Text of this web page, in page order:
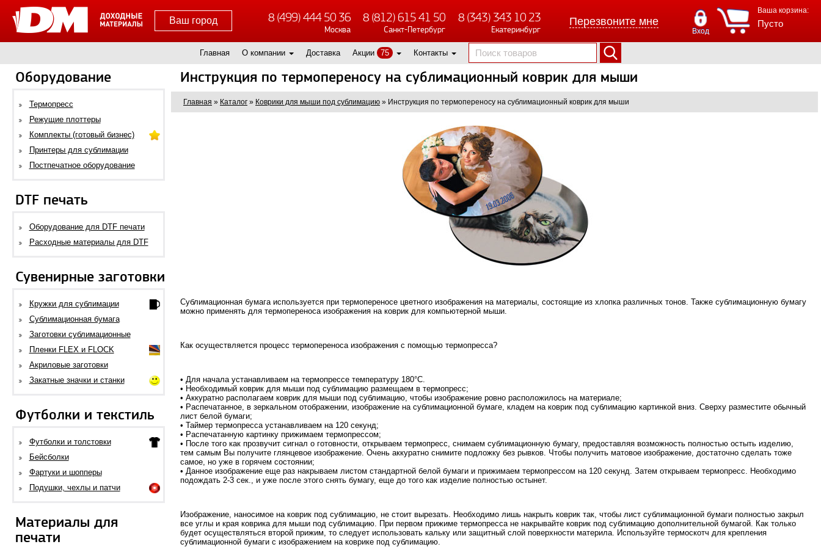
Ваш город 8 (499) 444 50 36
Москва
8 (812) 615 41 50
Санкт-Петербург
8 (343) 343 10 23
Екатеринбург
Перезвоните мне
Ваша корзина:
Пусто
Вход
Главная О компании Доставка Акции 75 Контакты
Оборудование
Термопресс
Режущие плоттеры
Комплекты (готовый бизнес)
Принтеры для сублимации
Постпечатное оборудование
DTF печать
Оборудование для DTF печати
Расходные материалы для DTF
Сувенирные заготовки
Кружки для сублимации
Сублимационная бумага
Заготовки сублимационные
Пленки FLEX и FLOCK
Акриловые заготовки
Закатные значки и станки
Футболки и текстиль
Футболки и толстовки
Бейсболки
Фартуки и шопперы
Подушки, чехлы и патчи
Материалы для
печати
Инструкция по термопереносу на сублимационный коврик для мыши
Главная » Каталог » Коврики для мыши под сублимацию » Инструкция по термопереносу на сублимационный коврик для мыши
Сублимационная бумага используется при термопереносе цветного изображения на материалы, состоящие из хлопка различных тонов. Также сублимационную бумагу
можно применять для термопереноса изображения на коврик для компьютерной мыши.
Как осуществляется процесс термопереноса изображения с помощью термопресса?
• Для начала устанавливаем на термопрессе температуру 180°С.
• Необходимый коврик для мыши под сублимацию размещаем в термопресс;
• Аккуратно располагаем коврик для мыши под сублимацию, чтобы изображение ровно расположилось на материале;
• Распечатанное, в зеркальном отображении, изображение на сублимационной бумаге, кладем на коврик под сублимацию картинкой вниз. Сверху разместите обычный
лист белой бумаги;
• Таймер термопресса устанавливаем на 120 секунд;
• Распечатанную картинку прижимаем термопрессом;
• После того как прозвучит сигнал о готовности, открываем термопресс, снимаем сублимационную бумагу, предоставляя возможность полностью остыть изделию,
тем самым Вы получите глянцевое изображение. Очень аккуратно снимите подложку без рывков. Чтобы получить матовое изображение, достаточно сделать тоже
самое, но уже в горячем состоянии;
• Данное изображение еще раз накрываем листом стандартной белой бумаги и прижимаем термопрессом на 120 секунд. Затем открываем термопресс. Необходимо
подождать 2-3 сек., и уже после этого снять бумагу, еще до того как изделие полностью остынет.
Изображение, наносимое на коврик под сублимацию, не стоит вырезать. Необходимо лишь накрыть коврик так, чтобы лист сублимационной бумаги полностью закрыл
все углы и края коврика для мыши под сублимацию. При первом прижиме термопресса не накрывайте коврик под сублимацию дополнительной бумагой. Как только
будет осуществляться второй прижим, то следует использовать кальку или защитный слой поверхности материла. Используйте термоскотч для крепления
сублимационной бумаги с изображением на коврике под сублимацию.